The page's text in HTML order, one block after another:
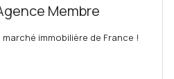
Membre
immobilière de France !